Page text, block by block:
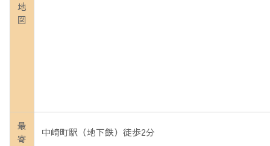
地
図
最
寄
中崎町駅（地下鉄）徒歩2分